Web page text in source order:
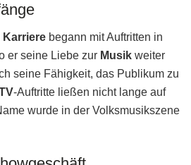
Karriere begann mit Auftritten in
er seine Liebe zur Musik weiter
seine Fähigkeit, das Publikum zu
-Auftritte ließen nicht lange auf
wurde in der Volksmusikszene